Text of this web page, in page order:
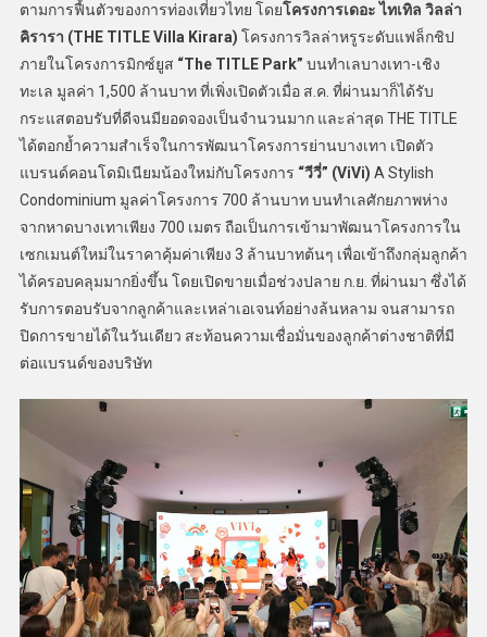
ตามการฟื้นตัวของการท่องเที่ยวไทย โดยโครงการเดอะ ไทเทิล วิลล่า
คิรารา (THE TITLE Villa Kirara) โครงการวิลล่าหรูระดับแฟล็กชิป
ภายในโครงการมิกซ์ยูส “The TITLE Park” บนทำเลบางเทา-เชิง
ทะเล มูลค่า 1,500 ล้านบาท ที่เพิ่งเปิดตัวเมื่อ ส.ค. ที่ผ่านมาก็ได้รับ
กระแสตอบรับที่ดีจนมียอดจองเป็นจำนวนมาก และล่าสุด THE TITLE
ได้ตอกย้ำความสำเร็จในการพัฒนาโครงการย่านบางเทา เปิดตัว
แบรนด์คอนโดมิเนียมน้องใหม่กับโครงการ “วีวี่” (ViVi) A Stylish
Condominium มูลค่าโครงการ 700 ล้านบาท บนทำเลศักยภาพห่าง
จากหาดบางเทาเพียง 700 เมตร ถือเป็นการเข้ามาพัฒนาโครงการใน
เซกเมนต์ใหม่ในราคาคุ้มค่าเพียง 3 ล้านบาทต้นๆ เพื่อเข้าถึงกลุ่มลูกค้า
ได้ครอบคลุมมากยิ่งขึ้น โดยเปิดขายเมื่อช่วงปลาย ก.ย. ที่ผ่านมา ซึ่งได้
รับการตอบรับจากลูกค้าและเหล่าเอเจนท์อย่างล้นหลาม จนสามารถ
ปิดการขายได้ในวันเดียว สะท้อนความเชื่อมั่นของลูกค้าต่างชาติที่มี
ต่อแบรนด์ของบริษัท